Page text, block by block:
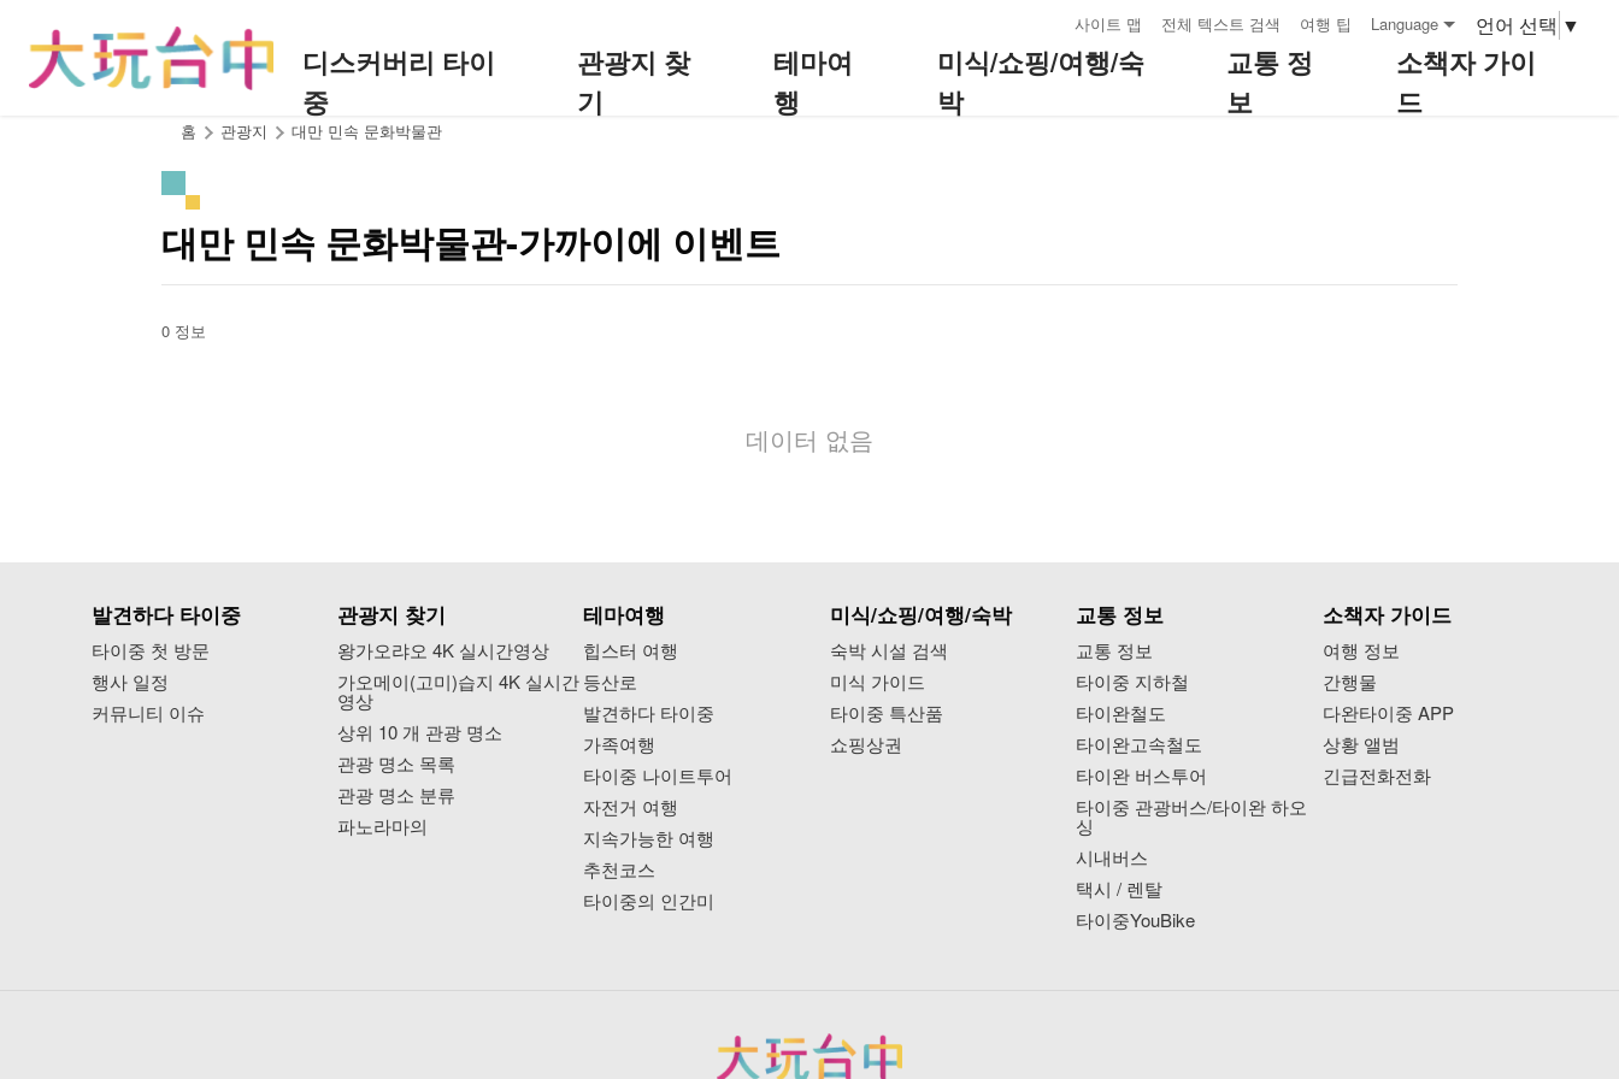
사이트 맵 전체 텍스트 검색 여행 팁 Language 언어 선택 ▼
디스커버리 타이
중
관광지 찾
기
테마여
행
미식/쇼핑/여행/숙
박
교통 정
보
소책자 가이
드
홈 관광지 대만 민속 문화박물관
대만 민속 문화박물관-가까이에 이벤트
0 정보
데이터 없음
발견하다 타이중
타이중 첫 방문
행사 일정
커뮤니티 이슈
관광지 찾기
왕가오랴오 4K 실시간영상
가오메이(고미)습지 4K 실시간
영상
상위 10 개 관광 명소
관광 명소 목록
관광 명소 분류
파노라마의
테마여행
힙스터 여행
등산로
발견하다 타이중
가족여행
타이중 나이트투어
자전거 여행
지속가능한 여행
추천코스
타이중의 인간미
미식/쇼핑/여행/숙박
숙박 시설 검색
미식 가이드
타이중 특산품
쇼핑상권
교통 정보
교통 정보
타이중 지하철
타이완철도
타이완고속철도
타이완 버스투어
타이중 관광버스/타이완 하오
싱
시내버스
택시 / 렌탈
타이중YouBike
소책자 가이드
여행 정보
간행물
다완타이중 APP
상황 앨범
긴급전화전화